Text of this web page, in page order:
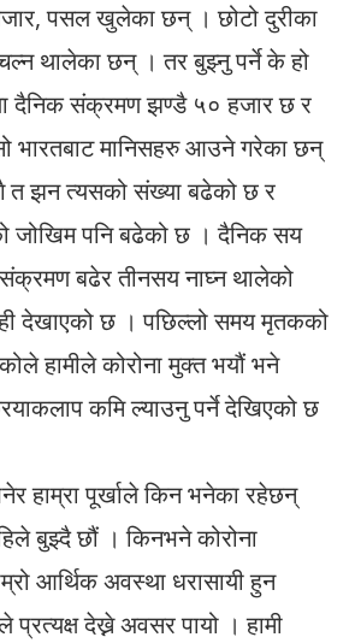
पसल खुलेका छन् । छोटो दुरीका
थालेका छन् । तर बुझ्नु पर्ने के हो
दैनिक संक्रमण झण्डै ५० हजार छ र
भारतबाट मानिसहरु आउने गरेका छन्
त झन त्यसको संख्या बढेको छ र
जोखिम पनि बढेको छ । दैनिक सय
बढेर तीनसय नाघ्न थालेको
देखाएको छ । पछिल्लो समय मृतकको
हामीले कोरोना मुक्त भयौं भने
कमि ल्याउनु पर्ने देखिएको छ
हाम्रा पूर्खाले किन भनेका रहेछन्
बुझ्दै छौं । किनभने कोरोना
आर्थिक अवस्था धरासायी हुन
देख्ने अवसर पायो । हामी